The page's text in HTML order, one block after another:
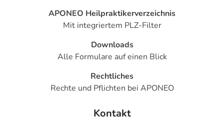
APONEO Heilpraktikerverzeichnis
Mit integriertem PLZ-Filter
Downloads
Alle Formulare auf einen Blick
Rechtliches
Rechte und Pflichten bei APONEO
Kontakt